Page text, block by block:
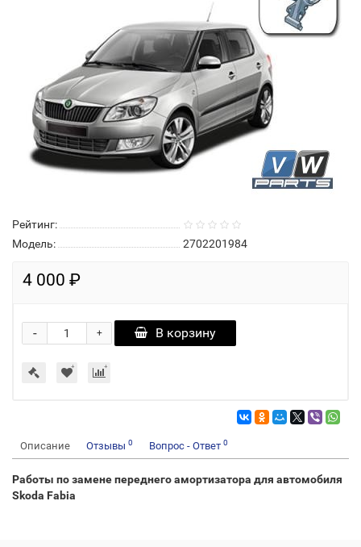
Рейтинг:
Модель:
2702201984
4 000 ₽
+
- В корзину
Описание Отзывы 0 Вопрос - Ответ 0
Работы по замене переднего амортизатора для автомобиля
Skoda Fabia